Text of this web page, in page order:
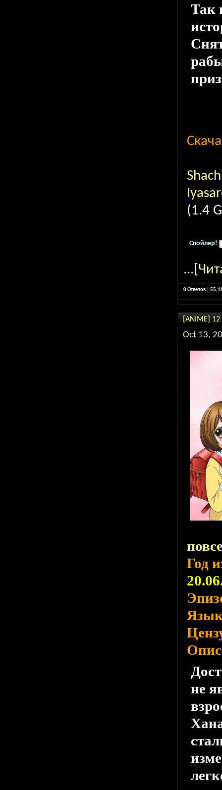
Так
(1.4
Спойлер!
...[
0 Ответов |
[ANIME]
Oct 13,
Год
не